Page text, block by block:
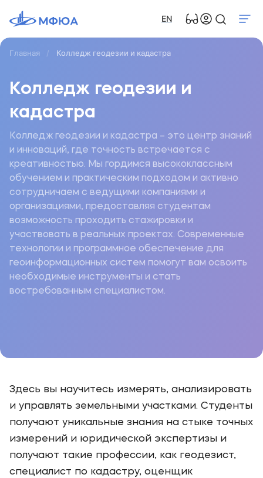
EN
Главная Колледж геодезии и кадастра
Колледж геодезии и
кадастра
Колледж геодезии и кадастра – это центр знаний
и инноваций, где точность встречается с
креативностью. Мы гордимся высококлассным
обучением и практическим подходом и активно
сотрудничаем с ведущими компаниями и
организациями, предоставляя студентам
возможность проходить стажировки и
участвовать в реальных проектах. Современные
технологии и программное обеспечение для
геоинформационных систем помогут вам освоить
необходимые инструменты и стать
востребованным специалистом.
Здесь вы научитесь измерять, анализировать
и управлять земельными участками. Студенты
получают уникальные знания на стыке точных
измерений и юридической экспертизы и
получают такие профессии, как геодезист,
специалист по кадастру, оценщик